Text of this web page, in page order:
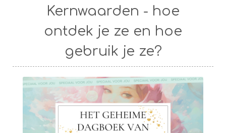
Kernwaarden - hoe
ontdek je ze en hoe
gebruik je ze?